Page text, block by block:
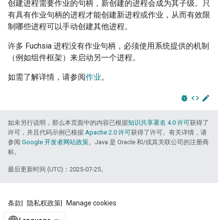
创建进程需要作业的句柄，新创建的进程会成为其子级。只
有具有作业句柄的进程才能创建新进程或作业，从而有效限
制哪些进程可以手动创建其他进程。
许多 Fuchsia 进程没有作业句柄，必须使用系统提供的机制
（例如组件框架）来启动另一个进程。
如需了解详情，请参阅作业。
bug_report code edit
如未另行说明，那么本页面中的内容已根据知识共享署名 4.0 许可获得了
许可，并且代码示例已根据 Apache 2.0 许可获得了许可。有关详情，请
参阅 Google 开发者网站政策。Java 是 Oracle 和/或其关联公司的注册商
标。
最后更新时间 (UTC)：2025-07-25。
条款 隐私权政策 Manage cookies